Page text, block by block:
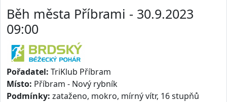
Běh města Příbrami - 30.9.2023
09:00
Pořadatel: TriKlub Příbram
Místo: Příbram - Nový rybník
Podmínky: zataženo, mokro, mírný vítr, 16 stupňů